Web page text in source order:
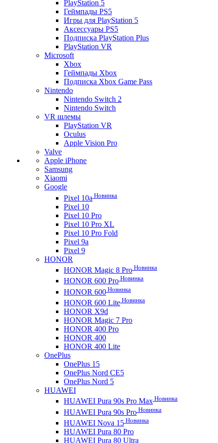
PlayStation 5
Геймпады PS5
Игры для PlayStation 5
Аксессуары PS5
Подписка PlayStation Plus
PlayStation VR
Microsoft
Xbox
Геймпады Xbox
Подписка Xbox Game Pass
Nintendo
Nintendo Switch 2
Nintendo Switch
VR шлемы
PlayStation VR
Oculus
Apple Vision Pro
Valve
Apple iPhone
Samsung
Xiaomi
Google
Pixel 10a Новинка
Pixel 10
Pixel 10 Pro
Pixel 10 Pro XL
Pixel 10 Pro Fold
Pixel 9a
Pixel 9
HONOR
HONOR Magic 8 Pro Новинка
HONOR 600 Pro Новинка
HONOR 600 Новинка
HONOR 600 Lite Новинка
HONOR X9d
HONOR Magic 7 Pro
HONOR 400 Pro
HONOR 400
HONOR 400 Lite
OnePlus
OnePlus 15
OnePlus Nord CE5
OnePlus Nord 5
HUAWEI
HUAWEI Pura 90s Pro Max Новинка
HUAWEI Pura 90s Pro Новинка
HUAWEI Nova 15 Новинка
HUAWEI Pura 80 Pro
HUAWEI Pura 80 Ultra